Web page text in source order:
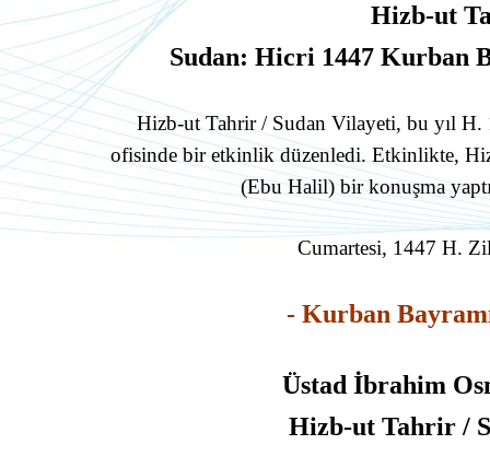
Hizb-ut
Sudan: Hicri 1447 Kurban
Hizb-ut Tahrir / Sudan Vilayeti, bu yıl
ofisinde bir etkinlik düzenledi. Etkinlikte,
(Ebu Halil) bir konuşma yaptı
Cumartesi, 1447 H.
- Kurban
Üstad İbrahim
Hizb-ut Tahrir /